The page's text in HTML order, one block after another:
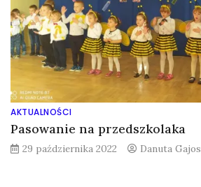
AKTUALNOŚCI
Pasowanie na przedszkolaka
29 października 2022 Danuta Gajos